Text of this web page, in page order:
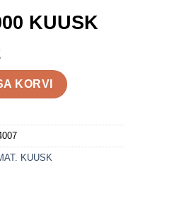
KUUSK
kogus
KORVI
KUUSK